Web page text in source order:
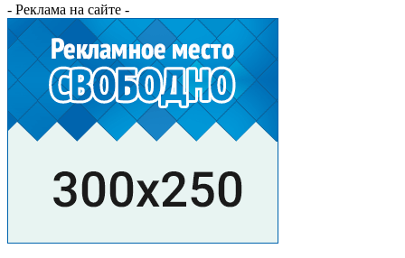
- Реклама на сайте -